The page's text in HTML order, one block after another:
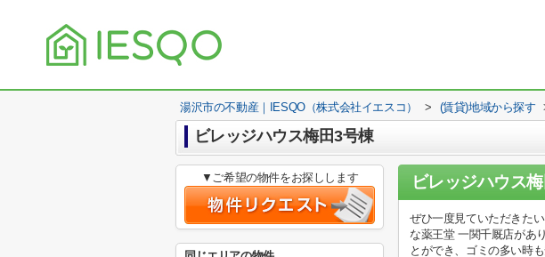
湯沢市の不動産｜IESQO（株式会社イエスコ） > (賃貸)地域から探す
ビレッジハウス梅田3号棟
ビレッジハウス
ぜひ一度見ていただきた
な薬王堂 一関千厩店があ
とができ、ゴミの多い時
▼ご希望の物件をお探しします